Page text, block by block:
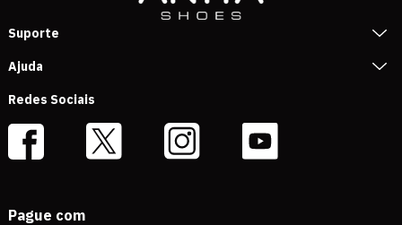
Suporte
Ajuda
Redes Sociais
Pague com